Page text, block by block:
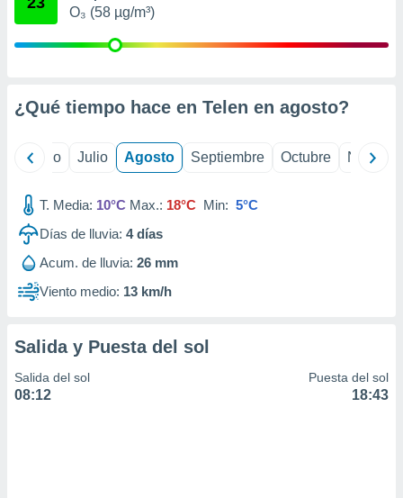
mediante
1199
O₃ (58 µg/m³)
¿Qué tiempo hace en Telen en agosto?
Junio Julio Agosto Septiembre Octubre
T. Media: 10°C Max.: 18°C Min: 5°C
Días de lluvia: 4días
Acum. de lluvia: 26 mm
Viento medio: 13 km/h
Salida y Puesta del sol
Salida del sol
08:12
Puesta del sol
18:43